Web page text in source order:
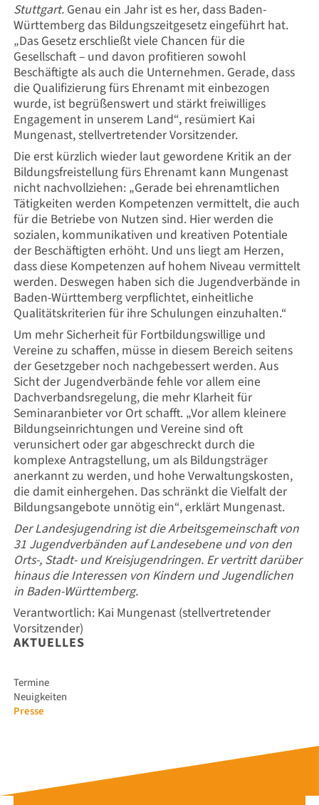
AKTUELLES
Navigation
überspringen
Termine
Neuigkeiten
Presse
Stuttgart.Genau ein Jahr ist es her, dass Baden-
Württemberg das Bildungszeitgesetz eingeführt hat.
„Das Gesetz erschließt viele Chancen für die
Gesellschaft – und davon profitieren sowohl
Beschäftigte als auch die Unternehmen. Gerade, dass
die Qualifizierung fürs Ehrenamt mit einbezogen
wurde, ist begrüßenswert und stärkt freiwilliges
Engagement in unserem Land“, resümiert Kai
Mungenast, stellvertretender Vorsitzender.
Die erst kürzlich wieder laut gewordene Kritik an der
Bildungsfreistellung fürs Ehrenamt kann Mungenast
nicht nachvollziehen: „Gerade bei ehrenamtlichen
Tätigkeiten werden Kompetenzen vermittelt, die auch
für die Betriebe von Nutzen sind. Hier werden die
sozialen, kommunikativen und kreativen Potentiale
der Beschäftigten erhöht. Und uns liegt am Herzen,
dass diese Kompetenzen auf hohem Niveau vermittelt
werden. Deswegen haben sich die Jugendverbände in
Baden-Württemberg verpflichtet, einheitliche
Qualitätskriterien für ihre Schulungen einzuhalten.“
Um mehr Sicherheit für Fortbildungswillige und
Vereine zu schaffen, müsse in diesem Bereich seitens
der Gesetzgeber noch nachgebessert werden. Aus
Sicht der Jugendverbände fehle vor allem eine
Dachverbandsregelung, die mehr Klarheit für
Seminaranbieter vor Ort schafft. „Vor allem kleinere
Bildungseinrichtungen und Vereine sind oft
verunsichert oder gar abgeschreckt durch die
komplexe Antragstellung, um als Bildungsträger
anerkannt zu werden, und hohe Verwaltungskosten,
die damit einhergehen. Das schränkt die Vielfalt der
Bildungsangebote unnötig ein“, erklärt Mungenast.
Der Landesjugendring ist die Arbeitsgemeinschaft von
31 Jugendverbänden auf Landesebene und von den
Orts-, Stadt- und Kreisjugendringen. Er vertritt darüber
hinaus die Interessen von Kindern und Jugendlichen
in Baden-Württemberg.
Verantwortlich: Kai Mungenast (stellvertretender
Vorsitzender)